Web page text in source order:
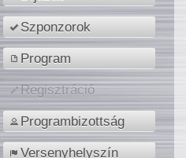
Szponzorok
Program
Regisztráció
Programbizottság
Versenyhelyszín